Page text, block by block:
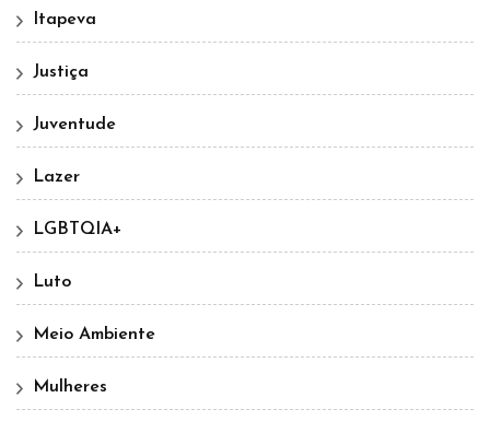
Itapeva
Justiça
Juventude
Lazer
LGBTQIA+
Luto
Meio Ambiente
Mulheres